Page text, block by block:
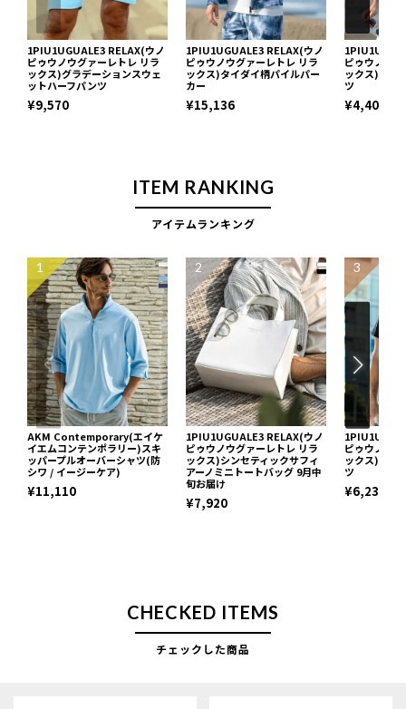
1PIU1UGUALE3 RELAX(ウノ
ピゥウノウグァーレトレ リラ
ックス)グラデーションスウェ
ットハーフパンツ
¥9,570
1PIU1UGUALE3 RELAX(ウノ
ピゥウノウグァーレトレ リラ
ックス)タイダイ柄パイルパー
カー
¥15,136
ピゥウノウ
ックス)タイ
ツ
¥4,400
ITEM RANKING
アイテムランキング
1
AKM Contemporary(エイケ
イエムコンテンポラリー)スキ
ッパープルオーバーシャツ(防
シワ / イージーケア)
¥11,110
2
1PIU1UGUALE3 RELAX(ウノ
ピゥウノウグァーレトレ リラ
ックス)シンセティックサフィ
アーノミニトートバッグ 9月中
旬お届け
¥7,920
3
ピゥウノウ
ックス)ネッ
ツ
¥6,237
CHECKED ITEMS
チェックした商品